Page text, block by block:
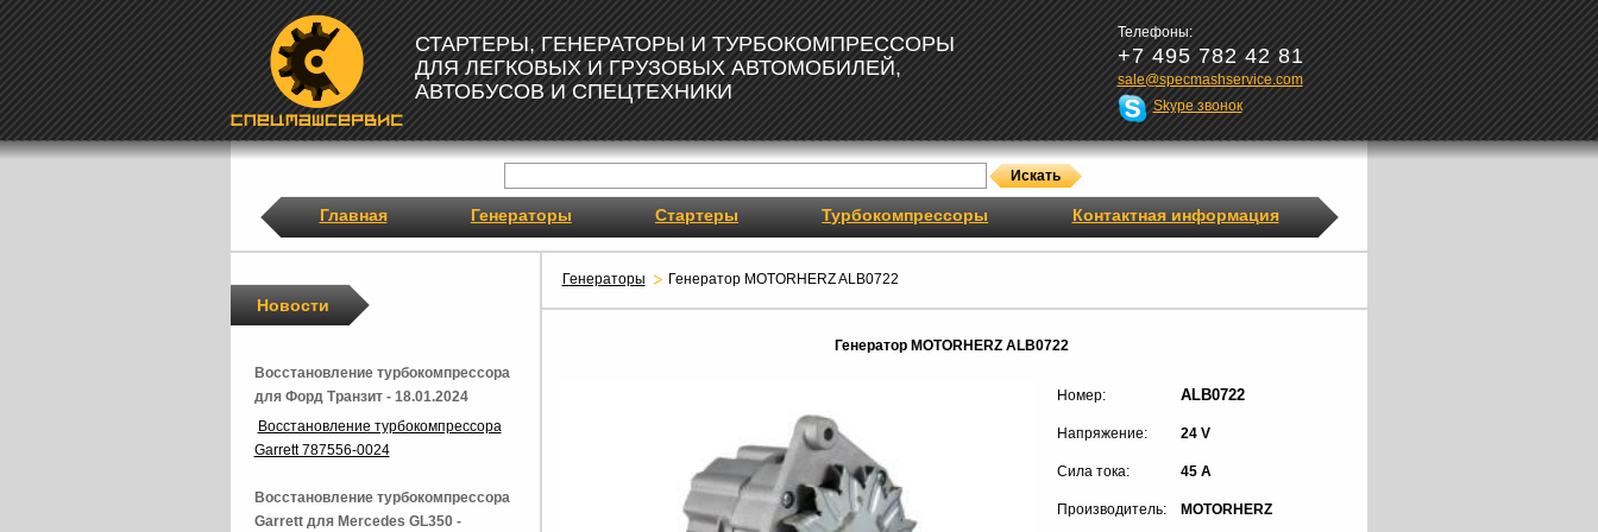
СТАРТЕРЫ, ГЕНЕРАТОРЫ И ТУРБОКОМПРЕССОРЫ
ДЛЯ ЛЕГКОВЫХ И ГРУЗОВЫХ АВТОМОБИЛЕЙ,
АВТОБУСОВ И СПЕЦТЕХНИКИ
Телефоны:
+7 495 782 42 81
sale@specmashservice.com
Skype звонок
Главная Генераторы Стартеры Турбокомпрессоры Контактная информация
Генераторы Генератор MOTORHERZ ALB0722
Генератор MOTORHERZ ALB0722
Номер: ALB0722
Напряжение: 24 V
Сила тока: 45 A
Производитель: MOTORHERZ
Новости
Восстановление турбокомпрессора
для Форд Транзит - 18.01.2024
Восстановление турбокомпрессора
Garrett 787556-0024
Восстановление турбокомпрессора
Garrett для Mercedes GL350 -